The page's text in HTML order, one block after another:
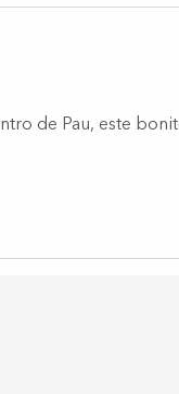
de Pau, este